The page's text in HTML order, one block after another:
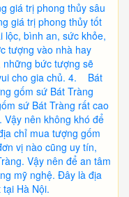
giá trị phong thủy sâu
giá trị phong thủy tốt
lộc, bình an, sức khỏe,
tượng vào nhà hay
những bức tượng sẽ
cho gia chủ. 4. Bát
gốm sứ Bát Tràng
sứ Bát Tràng rất cao
Vậy nên không khó để
chỉ mua tượng gốm
vị nào cũng uy tín,
Vậy nên để an tâm
mỹ nghệ. Đây là địa
Hà Nội.